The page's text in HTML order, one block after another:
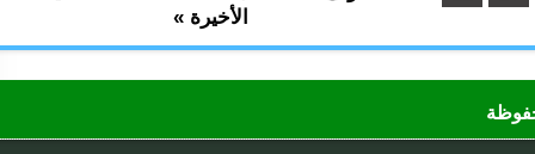
الأخيرة »